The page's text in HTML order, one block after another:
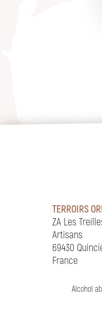
TERROIRS
ZA Les
Artisans
69430
France
Alcohol